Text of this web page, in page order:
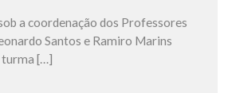
a coordenação dos Professores
Santos e Ramiro Marins
turma […]